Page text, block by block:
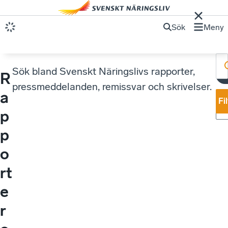
Sök Meny
R
a
p
p
o
rt
e
r
Sök bland Svenskt Näringslivs rapporter,
pressmeddelanden, remissvar och skrivelser.